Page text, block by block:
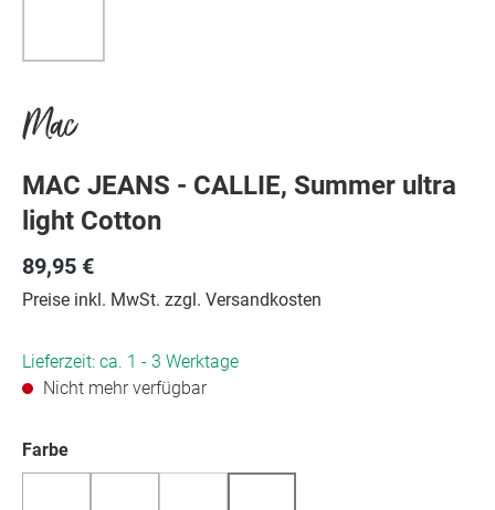
Mac
MAC JEANS - CALLIE, Summer ultra
light Cotton
89,95 €
Preise inkl. MwSt. zzgl. Versandkosten
Lieferzeit: ca. 1 - 3 Werktage
Nicht mehr verfügbar
Farbeauswählen